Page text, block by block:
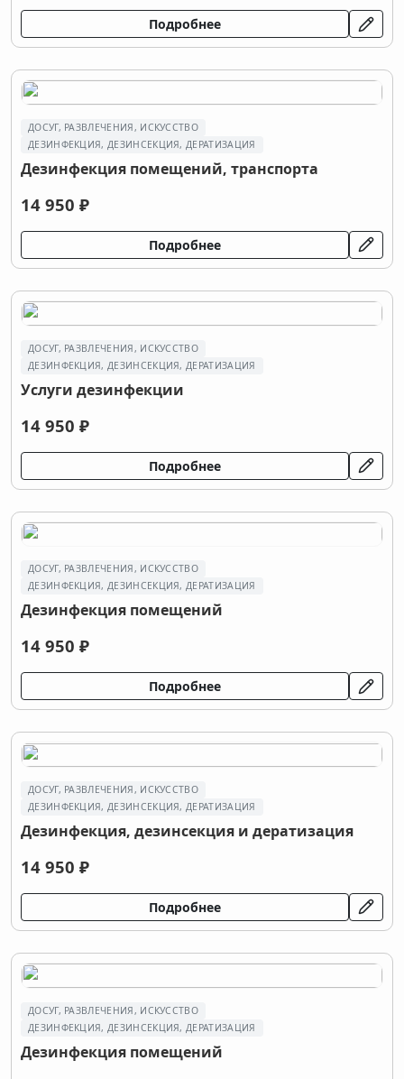
Подробнее
ДОСУГ, РАЗВЛЕЧЕНИЯ, ИСКУССТВО
ДEЗИНФЕКЦИЯ, ДEЗИНСЕКЦИЯ, ДЕРАТИЗАЦИЯ
Дезинфекция помещений, транспорта
14 950 ₽
Подробнее
ДОСУГ, РАЗВЛЕЧЕНИЯ, ИСКУССТВО
ДEЗИНФЕКЦИЯ, ДEЗИНСЕКЦИЯ, ДЕРАТИЗАЦИЯ
Услуги дезинфекции
14 950 ₽
Подробнее
ДОСУГ, РАЗВЛЕЧЕНИЯ, ИСКУССТВО
ДEЗИНФЕКЦИЯ, ДEЗИНСЕКЦИЯ, ДЕРАТИЗАЦИЯ
Дезинфекция помещений
14 950 ₽
Подробнее
ДОСУГ, РАЗВЛЕЧЕНИЯ, ИСКУССТВО
ДEЗИНФЕКЦИЯ, ДEЗИНСЕКЦИЯ, ДЕРАТИЗАЦИЯ
Дeзинфекция, дeзинсекция и дератизация
14 950 ₽
Подробнее
ДОСУГ, РАЗВЛЕЧЕНИЯ, ИСКУССТВО
ДEЗИНФЕКЦИЯ, ДEЗИНСЕКЦИЯ, ДЕРАТИЗАЦИЯ
Дезинфекция помещений